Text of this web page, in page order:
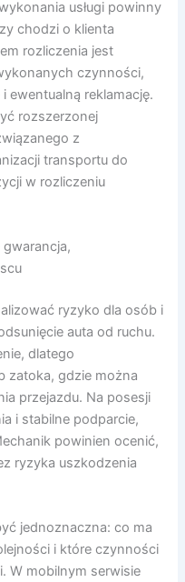
usługi powinny
chodzi o klienta
rozliczenia jest
czynności,
ewentualną reklamację.
rozszerzonej
z
transportu do
w rozliczeniu
ryzyko dla osób i
auta od ruchu.
dlatego
zatoka, gdzie można
przejazdu. Na posesji
i stabilne podparcie,
powinien ocenić,
ryzyka uszkodzenia
jednoznaczna: co ma
i które czynności
W mobilnym serwisie